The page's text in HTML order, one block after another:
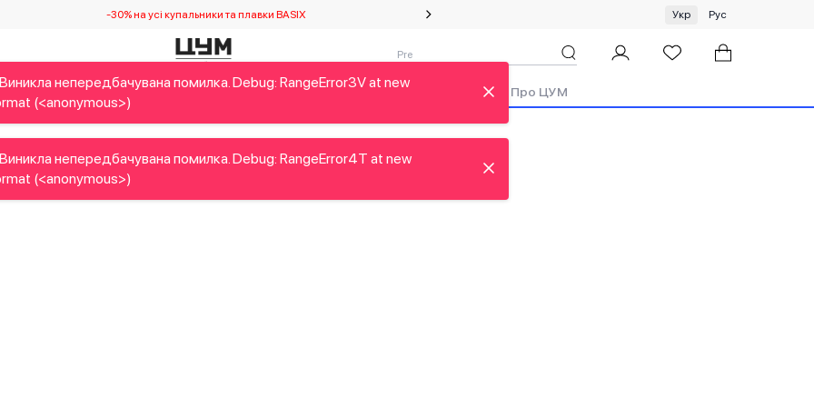
-30% на усі купальники та плавки BASIX Спеціальна пропозиція на одяг та хустки ЦУМ by GUNIA
Укр Рус
Дітям Home&Gifts Українські дизайнери Краса Бренди Аутлет Про ЦУМ
непередбачувана помилка. Debug: RangeError3V at new
(<anonymous>)
непередбачувана помилка. Debug: RangeError4T at new
(<anonymous>)